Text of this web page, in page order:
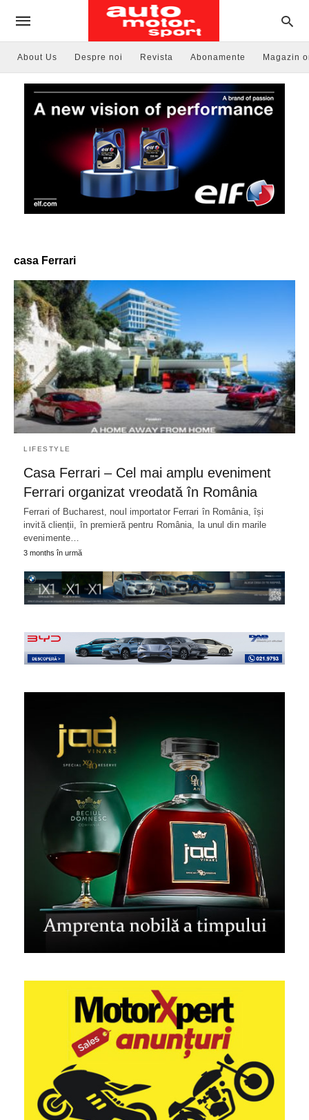
About Us Despre noi Revista Abonamente Magazin
casa Ferrari
LIFESTYLE
Casa Ferrari – Cel mai amplu eveniment
Ferrari organizat vreodată în România
Ferrari of Bucharest, noul importator Ferrari în România, își
invită clienții, în premieră pentru România, la unul din marile
evenimente…
3 months în urmă